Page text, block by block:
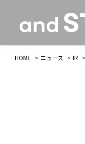
HOME ニュース IR